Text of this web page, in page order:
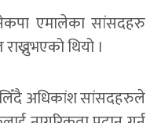
एमालेका सांसदहरु
थियो ।
अधिकांश सांसदहरुले